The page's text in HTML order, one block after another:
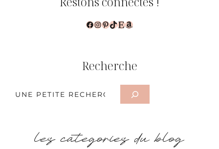
Facebook
Instagram
Pinterest
TikTok
EtsyAmazon
Recherche
les categories du blog